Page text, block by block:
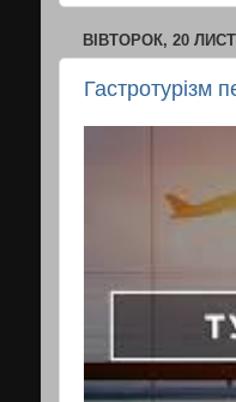
ВІВТОРОК, 20
Гастротурізм